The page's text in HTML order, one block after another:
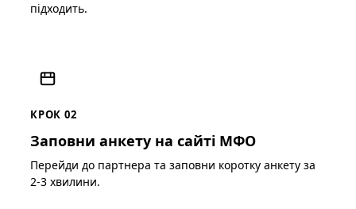
підходить.
КРОК 02
Заповни анкету на сайті МФО
Перейди до партнера та заповни коротку анкету за
2-3 хвилини.